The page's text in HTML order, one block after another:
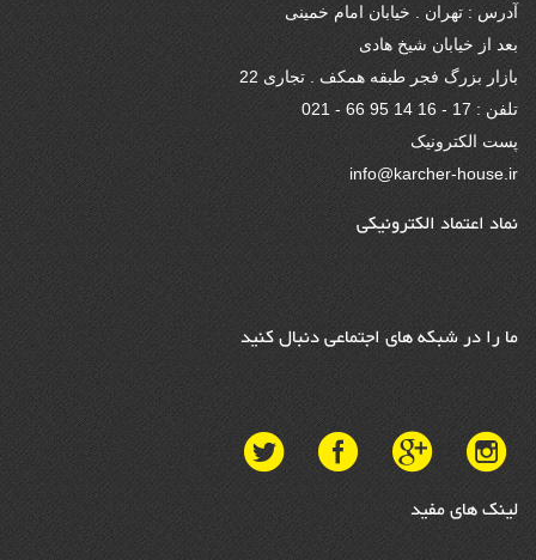
آدرس : تهران . خیابان امام خمینی
بعد از خیابان شیخ هادی
بازار بزرگ فجر طبقه همکف . تجاری 22
تلفن : 17 - 16 14 95 66 - 021
پست الکترونیک
info@karcher-house.ir
نماد اعتماد الکترونیکی
ما را در شبکه های اجتماعی دنبال کنید
لینک های مفید